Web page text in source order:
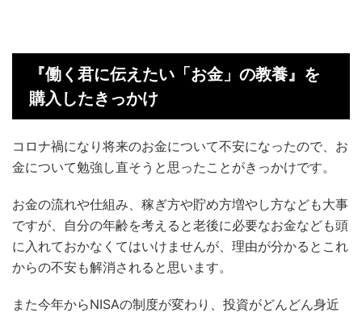
『働く君に伝えたい「お金」の教養』を
購入したきっかけ
コロナ禍になり将来のお金について不安になったので、お
金について勉強し直そうと思ったことがきっかけです。
お金の流れや仕組み、稼ぎ方や貯め方増やし方なども大事
ですが、自分の年齢を考えると老後に必要なお金なども頭
に入れておかなくてはいけませんが、理由が分かるとこれ
からの不安も解消されると思います。
また今年からNISAの制度が変わり、投資がどんどん身近